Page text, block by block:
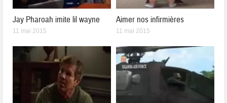
Jay Pharoah imite lil wayne
11 mai 2015
Aimer nos infirmières
11 mai 2015